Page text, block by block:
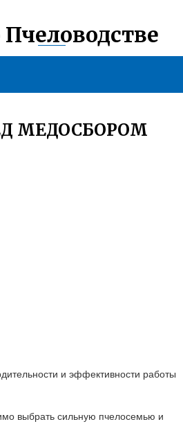
Пчеловодстве
МЕДОСБОРОМ
и эффективности работы
выбрать сильную пчелосемью и